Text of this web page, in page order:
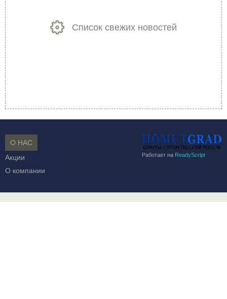
Список свежих новостей
Работает на ReadyScript
О НАС
Акции
О компании